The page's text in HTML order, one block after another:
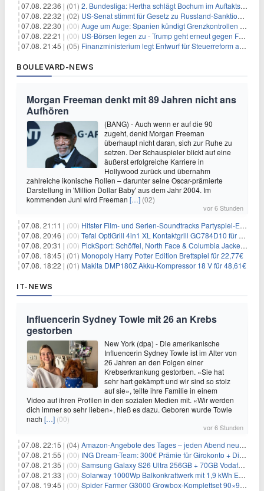
07.08. 22:36 | (01) 2. Bundesliga: Hertha schlägt Bochum im Auftaktspiel
07.08. 22:32 | (02) US-Senat stimmt für Gesetz zu Russland-Sanktionen
07.08. 22:30 | (00) Auge um Auge: Spanien kündigt Grenzkontrollen zu Italien an
07.08. 22:21 | (00) US-Börsen legen zu - Trump geht erneut gegen Fed-Gouverneurin vor
07.08. 21:45 | (05) Finanzministerium legt Entwurf für Steuerreform ab 2027 vor
BOULEVARD-NEWS
Morgan Freeman denkt mit 89 Jahren nicht ans
Aufhören
(BANG) - Auch wenn er auf die 90
zugeht, denkt Morgan Freeman
überhaupt nicht daran, sich zur Ruhe zu
setzen. Der Schauspieler blickt auf eine
äußerst erfolgreiche Karriere in
Hollywood zurück und übernahm
zahlreiche ikonische Rollen – darunter seine Oscar-prämierte
Darstellung in 'Million Dollar Baby' aus dem Jahr 2004. Im
kommenden Juni wird Freeman […] (02)
vor 6 Stunden
07.08. 21:11 | (00) Hitster Film- und Serien-Soundtracks Partyspiel-Erweiterung für 6,99€
07.08. 20:46 | (00) Tefal OptiGrill 4in1 XL Kontaktgrill GC784D10 für 239,99€
07.08. 20:31 | (00) PickSport: Schöffel, North Face & Columbia Jacken ab 39,60€
07.08. 18:45 | (01) Monopoly Harry Potter Edition Brettspiel für 22,77€
07.08. 18:22 | (01) Makita DMP180Z Akku-Kompressor 18 V für 48,61€
IT-NEWS
Influencerin Sydney Towle mit 26 an Krebs
gestorben
New York (dpa) - Die amerikanische
Influencerin Sydney Towle ist im Alter von
26 Jahren an den Folgen einer
Krebserkrankung gestorben. «Sie hat
sehr hart gekämpft und wir sind so stolz
auf sie», teilte ihre Familie in einem
Video auf ihren Profilen in den sozialen Medien mit. «Wir werden
dich immer so sehr lieben», hieß es dazu. Geboren wurde Towle
nach […] (00)
vor 6 Stunden
07.08. 22:15 | (04) Amazon-Angebote des Tages – jeden Abend neue Deals zum Stöbern
07.08. 21:55 | (00) ING Dream-Team: 300€ Prämie für Girokonto + Direkt-Depot
07.08. 21:35 | (00) Samsung Galaxy S26 Ultra 256GB + 70GB Vodafone-Netz für 34,99€/Monat (effektiv 4,74€/Monat)
07.08. 21:33 | (00) Solarway 1000Wp Balkonkraftwerk mit 1,9 kWh EcoFlow-Speicher für 719€ + 30€ Filial-Gutschein
07.08. 19:45 | (00) Spider Farmer G3000 Growbox-Komplettset 90×90×180 cm für 379,99€